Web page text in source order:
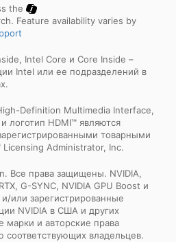
the
Feature availability varies by
Intel Core и Core Inside –
Intel или ее подразделений в
Definition Multimedia Interface,
логотип HDMI™ являются
товарными
Administrator, Inc.
Все права защищены. NVIDIA,
G-SYNC, NVIDIA GPU Boost и
или зарегистрированные
NVIDIA в США и других
марки и авторские права
соответствующих владельцев.